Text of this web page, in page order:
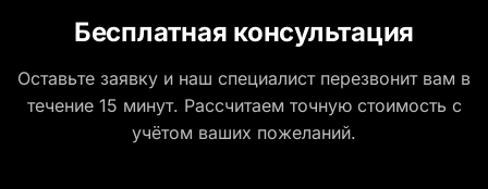
Бесплатная консультация
Оставьте заявку и наш специалист перезвонит вам в
течение 15 минут. Рассчитаем точную стоимость с
учётом ваших пожеланий.